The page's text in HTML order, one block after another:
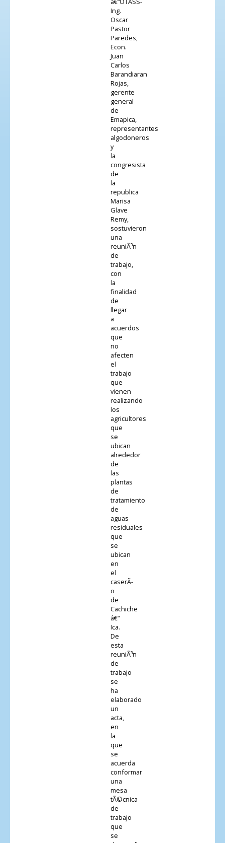
Ing.
Oscar
Pastor
Paredes,
Econ.
Juan
Carlos
Barandiaran
Rojas,
gerente
general
de
Emapica,
representantes
algodoneros
y
la
congresista
de
la
republica
Marisa
Glave
Remy,
sostuvieron
una
reuniÃ³n
de
trabajo,
con
la
finalidad
de
llegar
a
acuerdos
que
no
afecten
el
trabajo
que
vienen
realizando
los
agricultores
que
se
ubican
alrededor
de
las
plantas
de
tratamiento
de
aguas
residuales
que
se
ubican
en
el
caserÃ­
o
de
Cachiche
â€“
Ica.
De
esta
reuniÃ³n
de
trabajo
se
ha
elaborado
un
acta,
en
la
que
se
acuerda
conformar
una
mesa
tÃ©cnica
de
trabajo
que
se